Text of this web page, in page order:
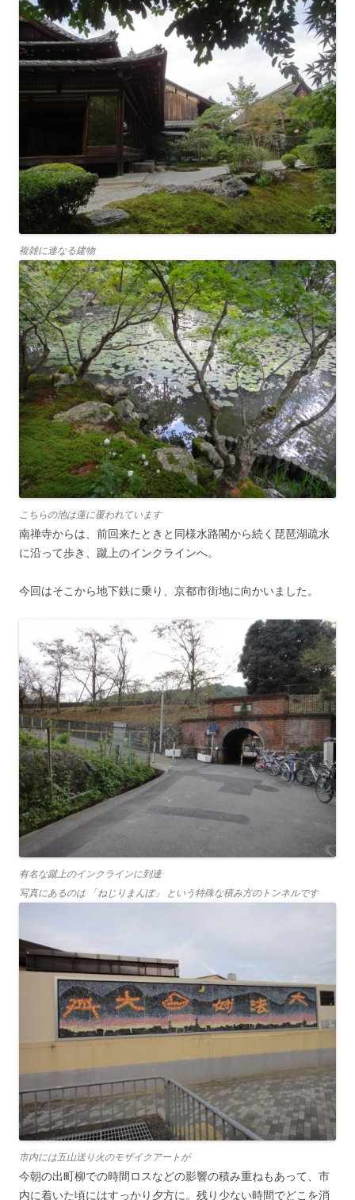
複雑に連なる建物
こちらの池は蓮に覆われています
南禅寺からは、前回来たときと同様水路閣から続く琵琶湖疏水
に沿って歩き、蹴上のインクラインへ。
今回はそこから地下鉄に乗り、京都市街地に向かいました。
有名な蹴上のインクラインに到達
写真にあるのは 「ねじりまんぽ」 という特殊な積み方のトンネルです
市内には五山送り火のモザイクアートが
今朝の出町柳での時間ロスなどの影響の積み重ねもあって、市
内に着いた頃にはすっかり夕方に。残り少ない時間でどこを消